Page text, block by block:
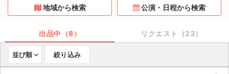
もうすぐ開催のチケット
チケットのリクエスト一覧
取扱チケット
地域から検索 公演・日程から検索
出品中（8） リクエスト（23）
並び順 絞り込み